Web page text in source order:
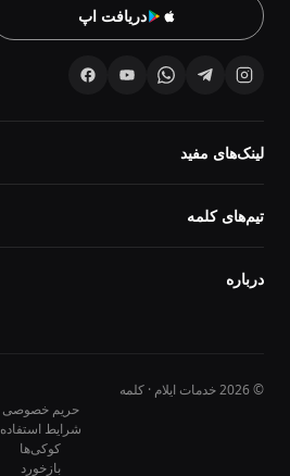
دریافت اپ
لینک‌های مفید
تیم‌های کلمه
درباره
© 2026 خدمات ایلام · کلمه
حریم خصوصی
شرایط استفاده
کوکی‌ها
بازخورد
10